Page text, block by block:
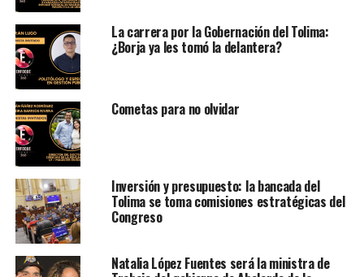
La carrera por la Gobernación del Tolima:
¿Borja ya les tomó la delantera?
Cometas para no olvidar
Inversión y presupuesto: la bancada del
Tolima se toma comisiones estratégicas del
Congreso
Natalia López Fuentes será la ministra de